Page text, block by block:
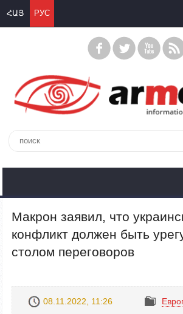
ՀԱՅ РУС
Макрон заявил, что
конфликт должен быть
столом переговоров
08.11.2022, 11:26